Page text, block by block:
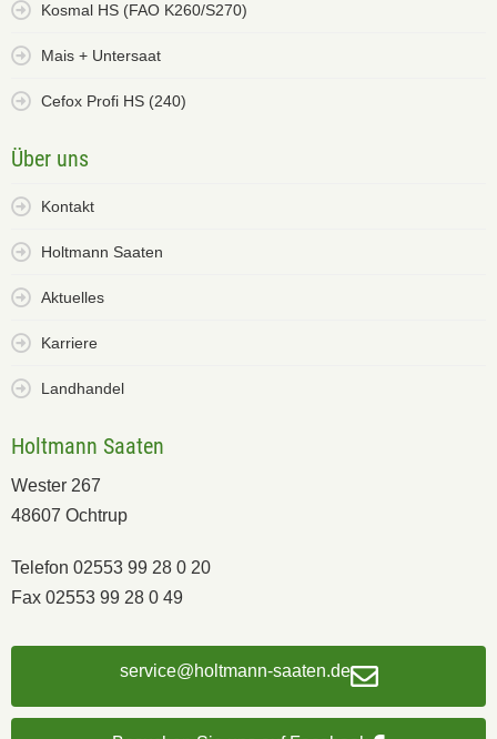
Kosmal HS (FAO K260/S270)
Mais + Untersaat
Cefox Profi HS (240)
Über uns
Kontakt
Holtmann Saaten
Aktuelles
Karriere
Landhandel
Holtmann Saaten
Wester 267
48607 Ochtrup
Telefon 02553 99 28 0 20
Fax 02553 99 28 0 49
service@holtmann-saaten.de